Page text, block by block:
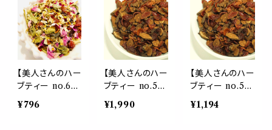
ユズ イチョウ リ
ンデン アニス 紅
茶 お茶 温かい
ホット 茶葉
ローズピンク ロ
ーズヒップ 美味
しい お茶 不眠
ストレス ぐっす
り 茶葉 母の日
ギフト プレゼン
ト 贈り物
ローズピンク ロ
ーズヒップ 美味
しい お茶 不眠
ストレス ぐっす
り 茶葉 母の日
ギフト プレゼン
ト 贈り物
【美人さんのハー
ブティー no.6】
リラックス ブレ
ンド リーフ 20g
¥796
【美人さんのハー
ブティー no.5】
デトックス ブレ
ンド リーフ 50g
¥1,990
【美人さんのハー
ブティー no.5】
デトックス ブレ
ンド リーフ 30g
¥1,194